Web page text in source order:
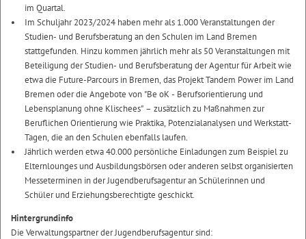
im Quartal.
Im Schuljahr 2023/2024 haben mehr als 1.000 Veranstaltungen der
Studien- und Berufsberatung an den Schulen im Land Bremen
stattgefunden. Hinzu kommen jährlich mehr als 50 Veranstaltungen mit
Beteiligung der Studien- und Berufsberatung der Agentur für Arbeit wie
etwa die Future-Parcours in Bremen, das Projekt Tandem Power im Land
Bremen oder die Angebote von "Be oK - Berufsorientierung und
Lebensplanung ohne Klischees" – zusätzlich zu Maßnahmen zur
Beruflichen Orientierung wie Praktika, Potenzialanalysen und Werkstatt-
Tagen, die an den Schulen ebenfalls laufen.
Jährlich werden etwa 40.000 persönliche Einladungen zum Beispiel zu
Elternlounges und Ausbildungsbörsen oder anderen selbst organisierten
Messeterminen in der Jugendberufsagentur an Schülerinnen und
Schüler und Erziehungsberechtigte geschickt.
Hintergrundinfo
Die Verwaltungspartner der Jugendberufsagentur sind: